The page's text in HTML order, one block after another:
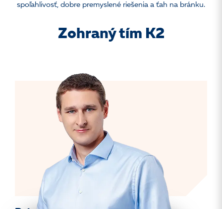
spoľahlivosť, dobre premyslené riešenia a ťah na bránku.
Zohraný tím K2